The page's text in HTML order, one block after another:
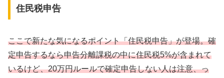
住民税申告
ここで新たな気になるポイント「住民税申告」が登場。確
定申告するなら申告分離課税の中に住民税5%が含まれて
いるけど、20万円ルールで確定申告しない人は注意、っ